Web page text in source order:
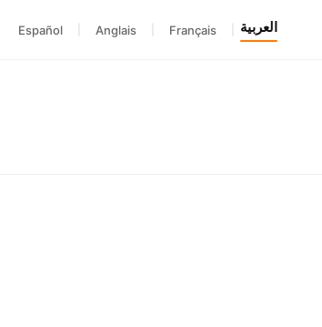
العربية Français
Anglais
Español